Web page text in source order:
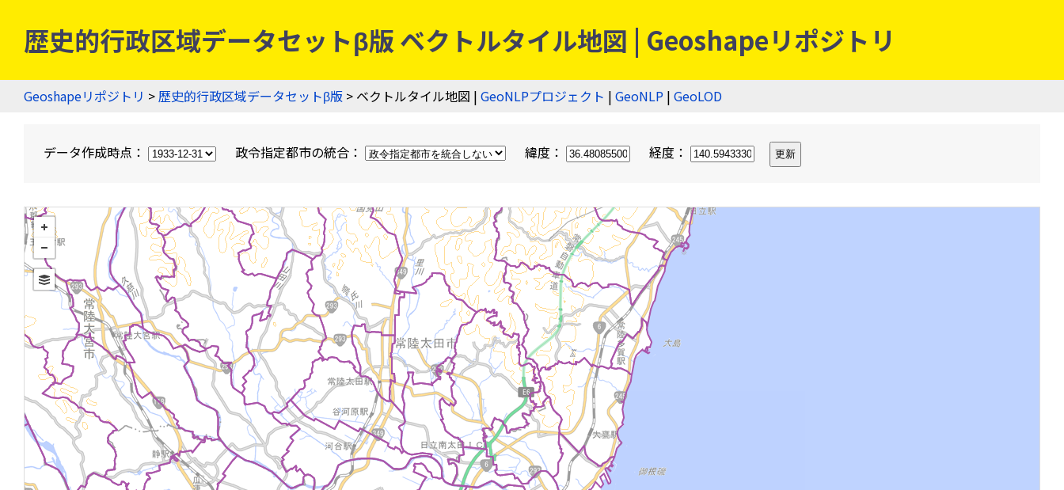
歴史的行政区域データセットβ版 ベクトルタイル地図 | Geoshapeリポジトリ
Geoshapeリポジトリ >歴史的行政区域データセットβ版 > ベクトルタイル地図 | GeoNLPプロジェクト | GeoNLP | GeoLOD
データ作成時点： 政令指定都市の統合： 緯度： 経度：